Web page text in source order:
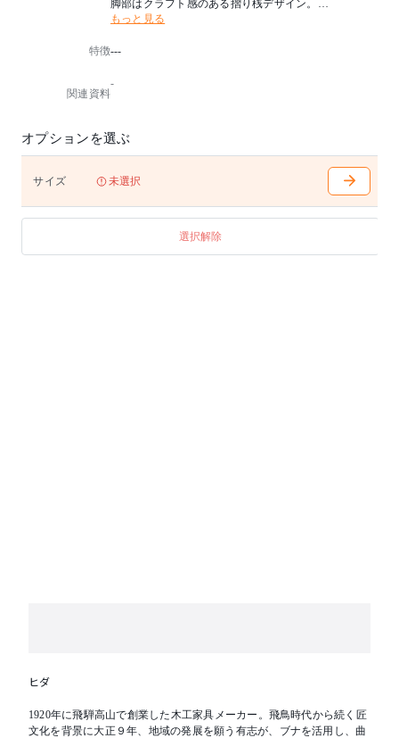
脚部はクラフト感のある摺り桟デザイン。
4サイズからお選びいただけます。
⬛️FX325・326・327WPは脚間寸法を変えることができ
⬛️長手方向の面型には、天然木のラインを模した加工
※材種が選べる商品は、材種によって価格が異なりま
す。
※天然木につき小節などが入る場合があります。
※受注生産のため、30日から45日のお時間を頂きます
もっと見る
特徴---
関連資料
-
オプションを選ぶ
サイズ 未選択
選択解除
ヒダ
1920年に飛騨高山で創業した木工家具メーカー。飛鳥時代から続く匠
文化を背景に大正９年、地域の発展を願う有志が、ブナを活用し、曲